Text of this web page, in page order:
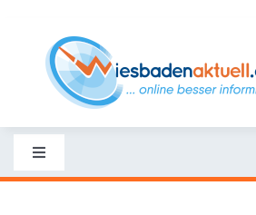
content
Toggle
Navigation